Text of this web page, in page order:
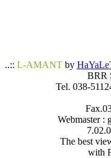
..:: L-AMANT by
BRR
Tel. 038-
Webmaster :
The best
with